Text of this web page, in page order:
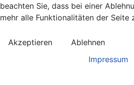
beachten Sie, dass bei einer
mehr alle Funktionalitäten der Seite
Akzeptieren
Ablehnen
Impressum